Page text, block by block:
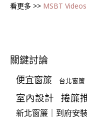
看更多 >> MSBT Videos
關鍵討論
便宜窗簾 台北窗簾
室內設計 捲簾
新北窗簾｜到府安